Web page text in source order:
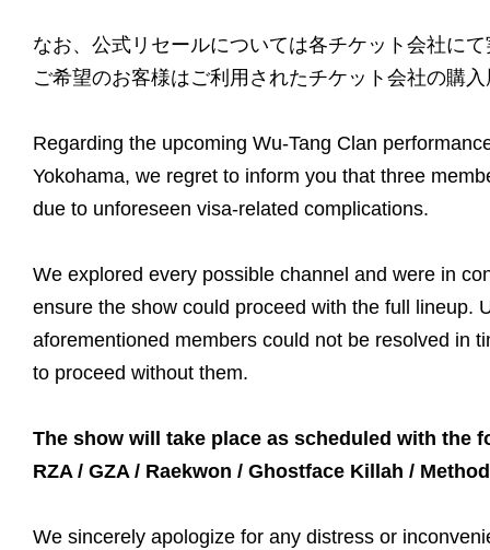
なお、公式リセールについては各チケット会社に
ご希望のお客様はご利用されたチケット会社の購
Regarding the upcoming Wu-Tang Clan
Yokohama, we regret to inform you that three
due to unforeseen visa-related complications.
We explored every possible channel and were in
ensure the show could proceed with the full lineup.
aforementioned members could not be resolved in
to proceed without them.
The show will take place as scheduled with the
RZA / GZA / Raekwon / Ghostface Killah /
We sincerely apologize for any distress or